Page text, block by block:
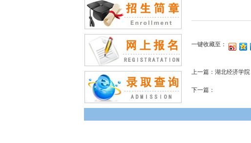
一键收藏至：
上一篇： 湖北经济学院
下一篇：